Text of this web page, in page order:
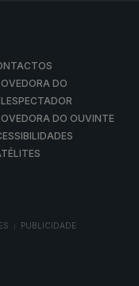
DO
DO OUVINTE
PUBLICIDADE